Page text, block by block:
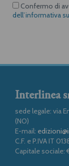
Confermo di
dell’informativa
Interlinea
sede legale: via
(NO)
E-mail:
C.F. e P.IVA IT
Capitale